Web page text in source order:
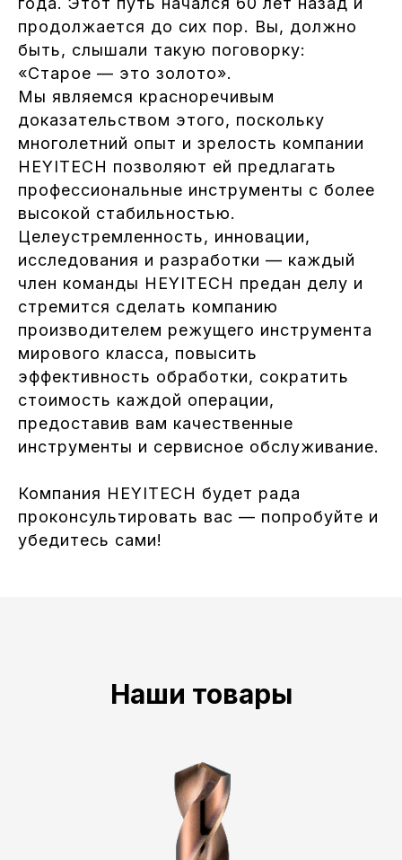
продолжается до сих пор. Вы, должно
быть, слышали такую поговорку:
«Старое — это золото».
Мы являемся красноречивым
доказательством этого, поскольку
многолетний опыт и зрелость компании
HEYITECH позволяют ей предлагать
профессиональные инструменты с более
высокой стабильностью.
Целеустремленность, инновации,
исследования и разработки — каждый
член команды HEYITECH предан делу и
стремится сделать компанию
производителем режущего инструмента
мирового класса, повысить
эффективность обработки, сократить
стоимость каждой операции,
предоставив вам качественные
инструменты и сервисное обслуживание.
Компания HEYITECH будет рада
проконсультировать вас — попробуйте и
убедитесь сами!
Наши товары